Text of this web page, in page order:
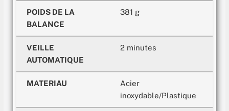
POIDS DE LA
BALANCE
381 g
VEILLE
AUTOMATIQUE
2 minutes
MATERIAU
Acier
inoxydable/Plastique